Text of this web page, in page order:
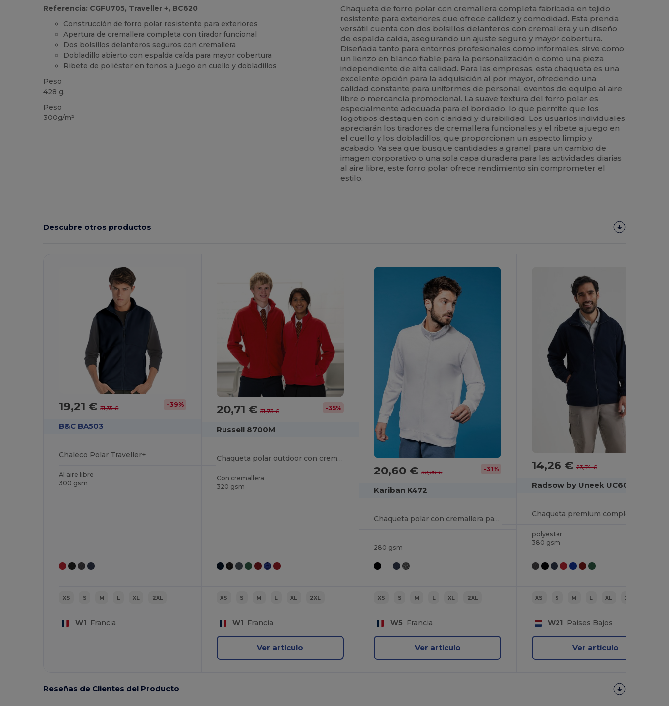
Referencia: CGFU705, Traveller +, BC620
Construcción de forro polar resistente para exteriores
Apertura de cremallera completa con tirador funcional
Dos bolsillos delanteros seguros con cremallera
Dobladillo abierto con espalda caída para mayor cobertura
Ribete de poliéster en tonos a juego en cuello y dobladillos
Peso
428 g.
Peso
300g/m²
Chaqueta de forro polar con cremallera completa fabricada en tejido
resistente para exteriores que ofrece calidez y comodidad. Esta prenda
versátil cuenta con dos bolsillos delanteros con cremallera y un diseño
de espalda caída, asegurando un ajuste seguro y mayor cobertura.
Diseñada tanto para entornos profesionales como informales, sirve como
un lienzo en blanco fiable para la personalización o como una pieza
independiente de alta calidad. Para las empresas, esta chaqueta es una
excelente opción para la adquisición al por mayor, ofreciendo una
calidad constante para uniformes de personal, eventos de equipo al aire
libre o mercancía promocional. La suave textura del forro polar es
especialmente adecuada para el bordado, lo que permite que los
logotipos destaquen con claridad y durabilidad. Los usuarios individuales
apreciarán los tiradores de cremallera funcionales y el ribete a juego en
el cuello y los dobladillos, que proporcionan un aspecto limpio y
acabado. Ya sea que busque cantidades a granel para un cambio de
imagen corporativo o una sola capa duradera para las actividades diarias
al aire libre, este forro polar ofrece rendimiento sin comprometer el
estilo.
Descubre otros productos
19,21 €31,35 € -39%
B&C BA503
Chaleco Polar Traveller+
Al aire libre
300 gsm
XS S M L XL 2XL
W1 Francia
20,71 € 31,73 € -35%
Russell 8700M
Chaqueta polar outdoor con cremallera completa
Con cremallera
320 gsm
XS S M L XL 2XL
W1 Francia
Ver artículo
20,60 €30,00 € -31%
Kariban K472
Chaqueta polar con cremallera para hombre
280 gsm
XS S M L XL 2XL
W5 Francia
Ver artículo
14,26 € 23,74 €
Radsow by Uneek UC601
polyester
380 gsm
XS S M L XL 2XL
W21 Países Bajos
Ver artículo
Reseñas de Clientes del Producto